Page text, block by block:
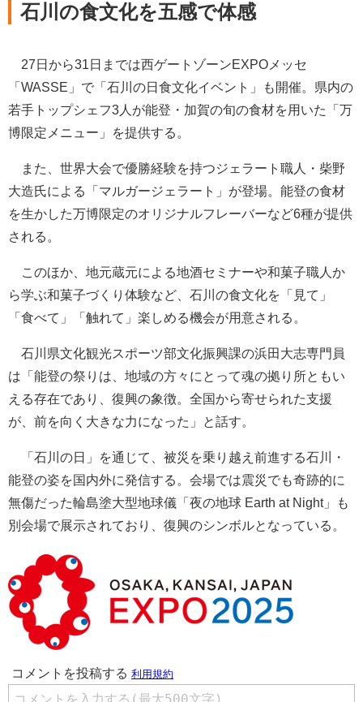
石川の食文化を五感で体感
27日から31日までは西ゲートゾーンEXPOメッセ
「WASSE」で「石川の日食文化イベント」も開催。県内の
若手トップシェフ3人が能登・加賀の旬の食材を用いた「万
博限定メニュー」を提供する。
また、世界大会で優勝経験を持つジェラート職人・柴野
大造氏による「マルガージェラート」が登場。能登の食材
を生かした万博限定のオリジナルフレーバーなど6種が提供
される。
このほか、地元蔵元による地酒セミナーや和菓子職人か
ら学ぶ和菓子づくり体験など、石川の食文化を「見て」
「食べて」「触れて」楽しめる機会が用意される。
石川県文化観光スポーツ部文化振興課の浜田大志専門員
は「能登の祭りは、地域の方々にとって魂の拠り所ともい
える存在であり、復興の象徴。全国から寄せられた支援
が、前を向く大きな力になった」と話す。
「石川の日」を通じて、被災を乗り越え前進する石川・
能登の姿を国内外に発信する。会場では震災でも奇跡的に
無傷だった輪島塗大型地球儀「夜の地球 Earth at Night」も
別会場で展示されており、復興のシンボルとなっている。